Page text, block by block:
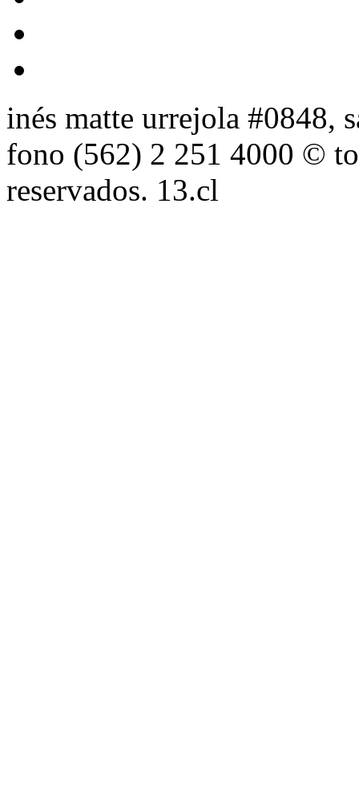
inés matte urrejola #0848,
fono (562) 2 251 4000 ©
reservados. 13.cl